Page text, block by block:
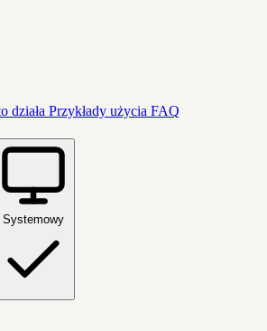
działa Przykłady użycia FAQ
Systemowy